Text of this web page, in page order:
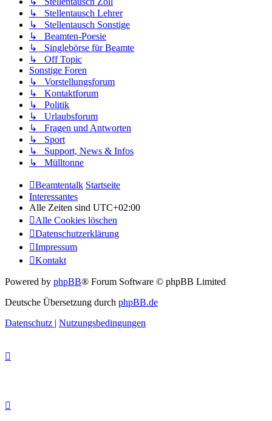
↳ Stellentausch Lehrer
↳ Stellentausch Sonstige
↳ Beamten-Poesie
↳ Singlebörse für Beamte
↳ Off Topic
Sonstige Foren
↳ Vorstellungsforum
↳ Kontaktforum
↳ Politik
↳ Urlaubsforum
↳ Fragen und Antworten
↳ Sport
↳ Support, News & Infos
↳ Mülltonne
Beamtentalk Startseite
Interessantes
Alle Zeiten sind UTC+02:00
Alle Cookies löschen
Datenschutzerklärung
Impressum
Kontakt
Powered by phpBB® Forum Software © phpBB Limited
Deutsche Übersetzung durch phpBB.de
Datenschutz | Nutzungsbedingungen